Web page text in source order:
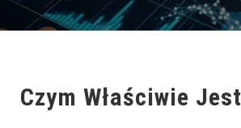
Czym Właściwie Jest